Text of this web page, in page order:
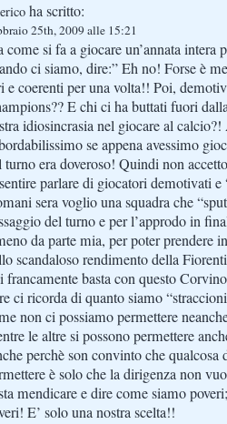
ha scritto:
25th, 2009 alle 15:21
come si fa a giocare un’annata intera
ci siamo, dire:” Eh no! Forse è
e coerenti per una volta!! Poi,
E chi ci ha buttati fuori
idiosincrasia nel giocare al
se appena avessimo
turno era doveroso! Quindi non
parlare di giocatori demotivati e
sera voglio una squadra che
del turno e per l’approdo in
da parte mia, per poter prendere
scandaloso rendimento della
francamente basta con questo
ci ricorda di quanto siamo
non ci possiamo permettere
le altre si possono permettere
perchè son convinto che
è solo che la dirigenza non
mendicare e dire come siamo
E’ solo una nostra scelta!!